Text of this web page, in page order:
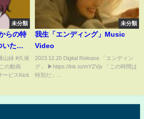
未分類
らの特
いた。
山緑 #久保
の動画
ービスKick
未分類
我生「エンディング」Music
Video
2023.12.20 Digital Release 「エンディン
グ」 ▶︎https://lnk.to/mYZVjx 「この時間は
特別だ」...